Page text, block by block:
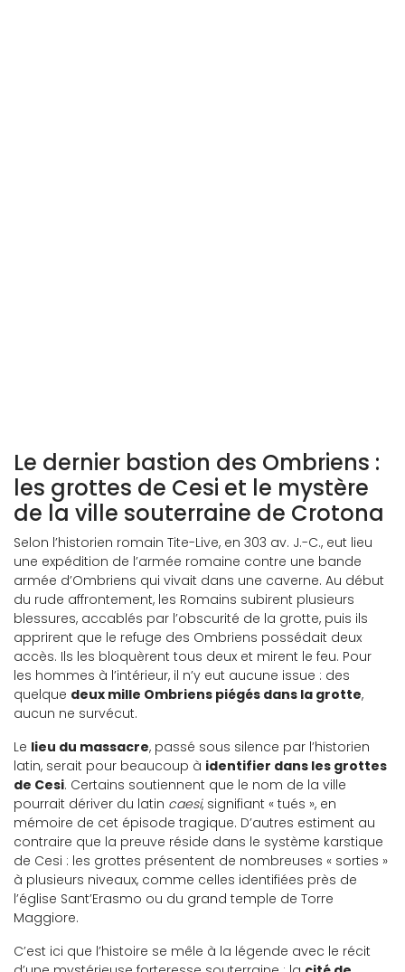
Le dernier bastion des Ombriens :
les grottes de Cesi et le mystère
de la ville souterraine de Crotona
Selon l’historien romain Tite-Live, en 303 av. J.-C., eut lieu
une expédition de l’armée romaine contre une bande
armée d’Ombriens qui vivait dans une caverne. Au début
du rude affrontement, les Romains subirent plusieurs
blessures, accablés par l’obscurité de la grotte, puis ils
apprirent que le refuge des Ombriens possédait deux
accès. Ils les bloquèrent tous deux et mirent le feu. Pour
les hommes à l’intérieur, il n’y eut aucune issue : des
quelque deux mille Ombriens piégés dans la grotte,
aucun ne survécut.
Le lieu du massacre, passé sous silence par l’historien
latin, serait pour beaucoup à identifier dans les grottes
de Cesi. Certains soutiennent que le nom de la ville
pourrait dériver du latin caesi, signifiant « tués », en
mémoire de cet épisode tragique. D’autres estiment au
contraire que la preuve réside dans le système karstique
de Cesi : les grottes présentent de nombreuses « sorties »
à plusieurs niveaux, comme celles identifiées près de
l’église Sant’Erasmo ou du grand temple de Torre
Maggiore.
C’est ici que l’histoire se mêle à la légende avec le récit